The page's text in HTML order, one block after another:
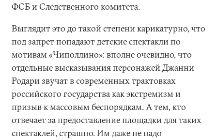
ФСБ и Следственного комитета.
Выглядит это до такой степени карикатурно, что
под запрет попадают детские спектакли по
мотивам «Чиполлино»: вполне очевидно, что
отдельные высказывания персонажей Джанни
Родари звучат в современных трактовках
российского государства как экстремизм и
призыв к массовым беспорядкам. А тем, кто
отвечает за предоставление площадки для таких
спектаклей, страшно. Им даже не надо